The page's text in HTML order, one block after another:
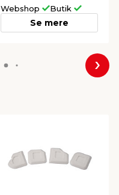
Webshop Butik
Se mere